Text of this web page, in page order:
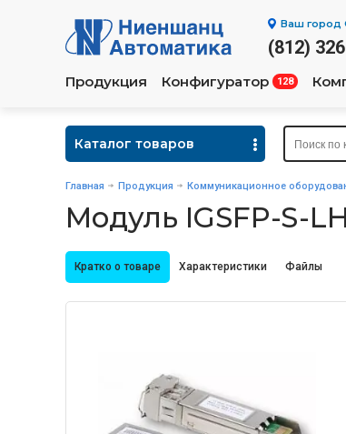
Ваш город
(812)
Продукция Конфигуратор 128
Каталог товаров
Главная Продукция Коммуникационное
Модуль IGSFP-S-
Кратко о товаре Характеристики Файлы